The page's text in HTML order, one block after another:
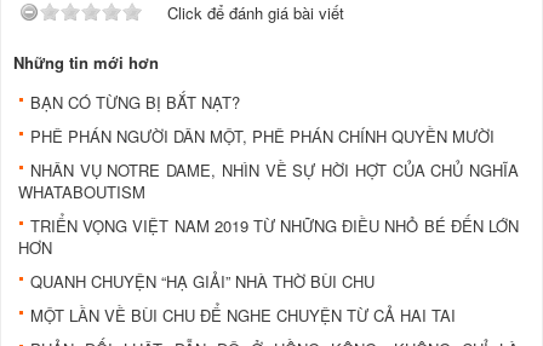
Click để đánh giá bài viết
Những tin mới hơn
BẠN CÓ TỪNG BỊ BẮT NẠT?
PHÊ PHÁN NGƯỜI DÂN MỘT, PHÊ PHÁN CHÍNH QUYỀN MƯỜI
NHÂN VỤ NOTRE DAME, NHÌN VỀ SỰ HỜI HỢT CỦA CHỦ NGHĨA
WHATABOUTISM
TRIỂN VỌNG VIỆT NAM 2019 TỪ NHỮNG ĐIỀU NHỎ BÉ ĐẾN LỚN
HƠN
QUANH CHUYỆN “HẠ GIẢI” NHÀ THỜ BÙI CHU
MỘT LẦN VỀ BÙI CHU ĐỂ NGHE CHUYỆN TỪ CẢ HAI TAI